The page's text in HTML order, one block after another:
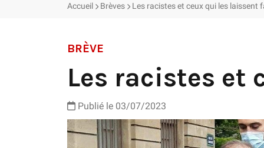
Accueil Brèves Les racistes et ceux qui les laissent
BRÈVE
Les racistes et
Publié le 03/07/2023